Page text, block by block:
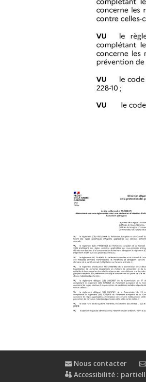
Nous contacter
Accessibilité :